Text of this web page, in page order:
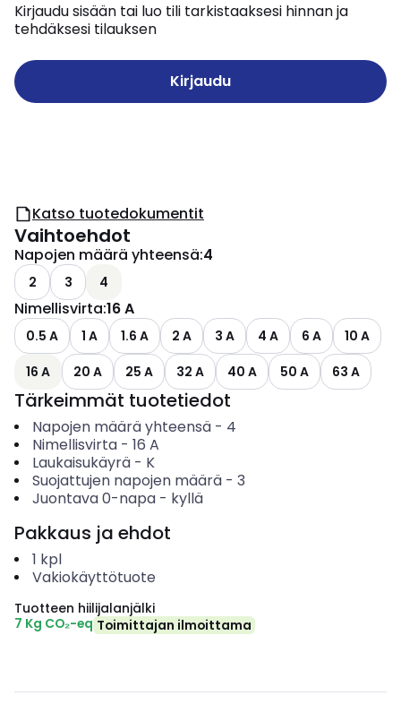
Kirjaudu sisään tai luo tili tarkistaaksesi hinnan ja
tehdäksesi tilauksen
Kirjaudu
Katso tuotedokumentit
Vaihtoehdot
Napojen määrä yhteensä:4
2 3 4
Nimellisvirta:16 A
0.5 A 1 A 1.6 A 2 A 3 A 4 A 6 A
10 A
16 A
20 A 25 A 32 A 40 A 50 A 63 A
Tärkeimmät tuotetiedot
Napojen määrä yhteensä- 4
Nimellisvirta- 16 A
Laukaisukäyrä- K
Suojattujen napojen määrä- 3
Juontava 0-napa- kyllä
Pakkaus ja ehdot
1 kpl
Vakiokäyttötuote
Tuotteen hiilijalanjälki
7 Kg CO₂-eq Toimittajan ilmoittama